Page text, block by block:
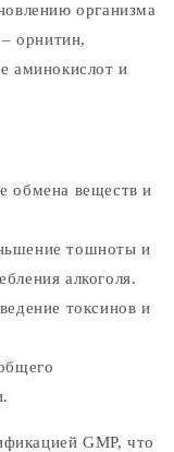
организма
орнитин,
аминокислот и
обмена веществ и
тошноты и
алкоголя.
токсинов и
GMP, что